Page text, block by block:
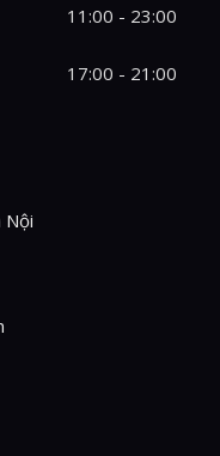
11:00 - 23:00
17:00 - 21:00
Nội